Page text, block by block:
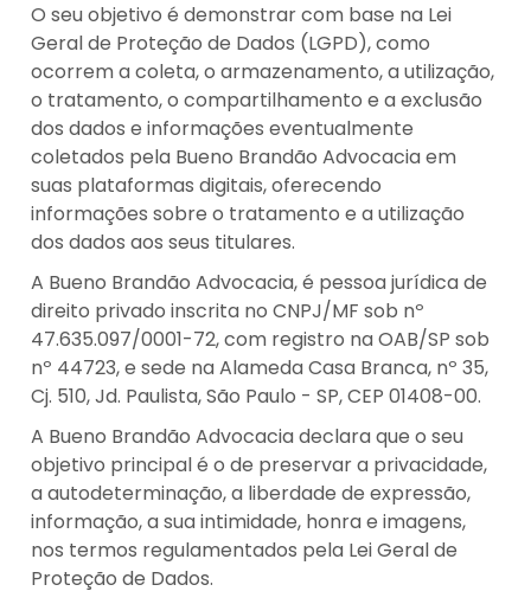
O seu objetivo é demonstrar com base na Lei
Geral de Proteção de Dados (LGPD), como
ocorrem a coleta, o armazenamento, a utilização,
o tratamento, o compartilhamento e a exclusão
dos dados e informações eventualmente
coletados pela Bueno Brandão Advocacia em
suas plataformas digitais, oferecendo
informações sobre o tratamento e a utilização
dos dados aos seus titulares.
A Bueno Brandão Advocacia, é pessoa jurídica de
direito privado inscrita no CNPJ/MF sob nº
47.635.097/0001-72, com registro na OAB/SP sob
nº 44723, e sede na Alameda Casa Branca, nº 35,
Cj. 510, Jd. Paulista, São Paulo - SP, CEP 01408-00.
A Bueno Brandão Advocacia declara que o seu
objetivo principal é o de preservar a privacidade,
a autodeterminação, a liberdade de expressão,
informação, a sua intimidade, honra e imagens,
nos termos regulamentados pela Lei Geral de
Proteção de Dados.